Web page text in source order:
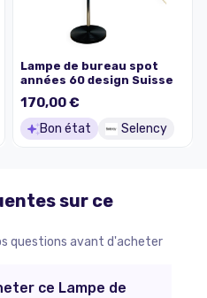
Lampe de bureau spot
années 60 design Suisse
170,00 €
Bon état Selency
sur ce
questions avant d'acheter
ce Lampe de